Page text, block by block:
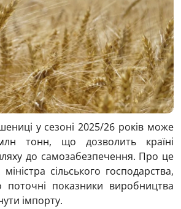
у сезоні 2025/26 років може
тонн, що дозволить країні
до самозабезпечення. Про це
сільського господарства,
показники виробництва
імпорту.